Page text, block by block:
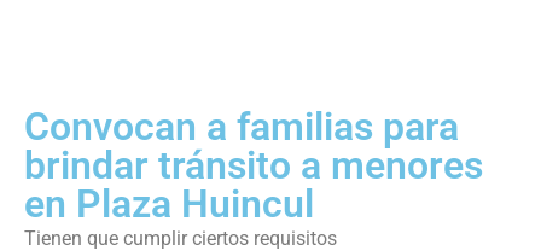
Convocan a familias para
brindar tránsito a menores
en Plaza Huincul
Tienen que cumplir ciertos requisitos